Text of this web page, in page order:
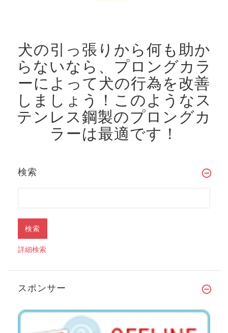
犬の引っ張りから何も助か
らないなら、プロングカラ
ーによって犬の行為を改善
しましょう！ このようなス
テンレス鋼製のプロングカ
ラーは最適です！
検索
詳細検索
スポンサー